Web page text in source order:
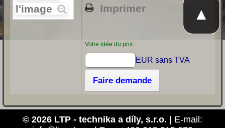
l'image
Imprimer
Votre idée du prix:
EUR sans TVA
Faire demande
© 2026 LTP - technika a díly, s.r.o. | E-mail:
▲